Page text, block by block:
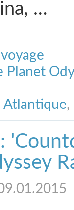
…
Planet
Atlantique,